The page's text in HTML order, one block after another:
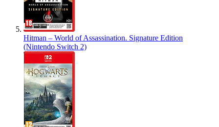
Hitman – World of Assassination. Signature Edition
(Nintendo Switch 2)